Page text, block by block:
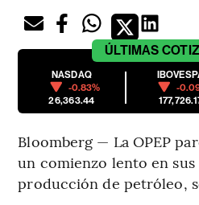
ÚLTIMAS
NASDAQ
-0.83%
26,363.44
-
Bloomberg — La OPEP
un comienzo lento en
producción de petróleo,